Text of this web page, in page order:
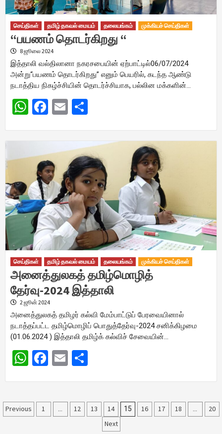
செய்திகள் தமிழ் தகவல் மையம் தலையங்கம் முக்கியச் செய்திகள்
“பயணம் தொடர்கிறது “
8 ஜூலை 2024
இத்தாலி வல்திலானா நகரசபையின் ஏற்பாட்டில்06/07/2024
அன்று“பயணம் தொடர்கிறது” எனும் பெயரில், கடந்த ஆண்டு
நடாத்திய நிகழ்ச்சியின் தொடர்ச்சியாக, பல்லின மக்களின்…
WhatsApp
Facebook
Email
செய்திகள் தமிழ் தகவல் மையம் தலையங்கம் முக்கியச் செய்திகள்
அனைத்துலகத் தமிழ்மொழித்
தேர்வு-2024 இத்தாலி
2 ஜூன் 2024
அனைத்துலகத் தமிழர் கல்வி மேம்பாட்டுப் பேரவையினால்
நடாத்தப்பட்ட தமிழ்மொழிப் பொதுத்தேர்வு-2024 சனிக்கிழமை
(01.06.2024 ) இத்தாலி தமிழ்க் கல்விச் சேவையின்…
WhatsApp
Facebook
Email
Posts
Previous 1 12 13 14 15 16 17 18
20
Next